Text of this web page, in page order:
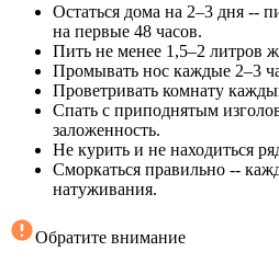
Остаться дома на 2–3 дня --
на первые 48 часов.
Пить не менее 1,5–2 литров
Промывать нос каждые 2–3
Проветривать комнату
Спать с приподнятым
заложенность.
Не курить и не находиться
Сморкаться правильно --
натуживания.
Обратите внимание